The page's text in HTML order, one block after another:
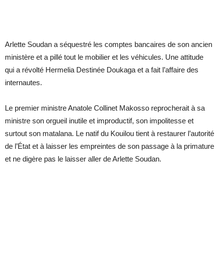
Arlette Soudan a séquestré les comptes bancaires de son ancien
ministère et a pillé tout le mobilier et les véhicules. Une attitude
qui a révolté Hermelia Destinée Doukaga et a fait l’affaire des
internautes.
Le premier ministre Anatole Collinet Makosso reprocherait à sa
ministre son orgueil inutile et improductif, son impolitesse et
surtout son matalana. Le natif du Kouilou tient à restaurer l’autorité
de l’État et à laisser les empreintes de son passage à la primature
et ne digère pas le laisser aller de Arlette Soudan.